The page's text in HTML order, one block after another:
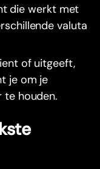
die werkt met
valuta
of uitgeeft,
je om je
te houden.